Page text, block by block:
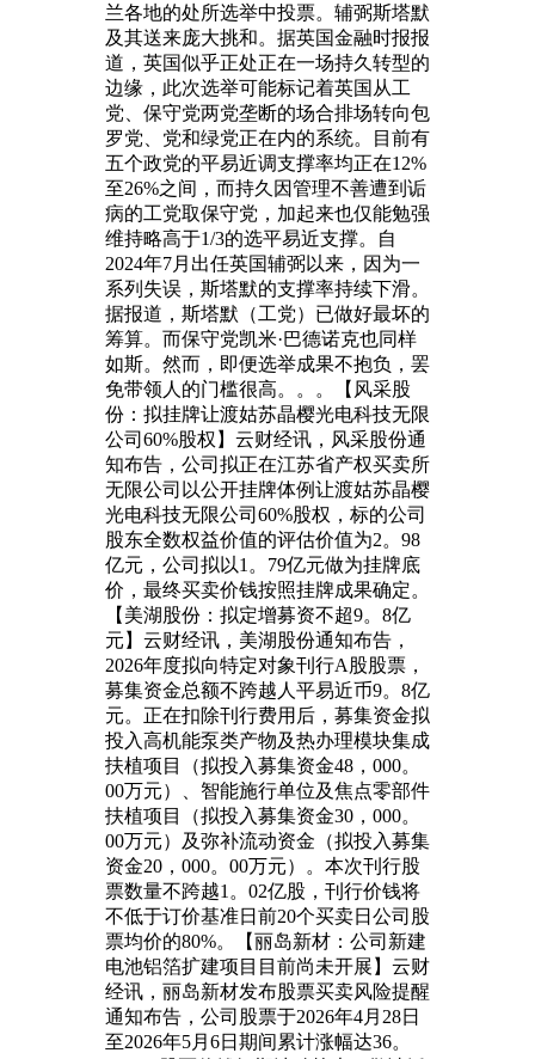
兰各地的处所选举中投票。辅弼斯塔默
及其送来庞大挑和。据英国金融时报报
道，英国似乎正处正在一场持久转型的
边缘，此次选举可能标记着英国从工
党、保守党两党垄断的场合排场转向包
罗党、党和绿党正在内的系统。目前有
五个政党的平易近调支撑率均正在12%
至26%之间，而持久因管理不善遭到诟
病的工党取保守党，加起来也仅能勉强
维持略高于1/3的选平易近支撑。自
2024年7月出任英国辅弼以来，因为一
系列失误，斯塔默的支撑率持续下滑。
据报道，斯塔默（工党）已做好最坏的
筹算。而保守党凯米·巴德诺克也同样
如斯。然而，即便选举成果不抱负，罢
免带领人的门槛很高。。。【风采股
份：拟挂牌让渡姑苏晶樱光电科技无限
公司60%股权】云财经讯，风采股份通
知布告，公司拟正在江苏省产权买卖所
无限公司以公开挂牌体例让渡姑苏晶樱
光电科技无限公司60%股权，标的公司
股东全数权益价值的评估价值为2。98
亿元，公司拟以1。79亿元做为挂牌底
价，最终买卖价钱按照挂牌成果确定。
【美湖股份：拟定增募资不超9。8亿
元】云财经讯，美湖股份通知布告，
2026年度拟向特定对象刊行A股股票，
募集资金总额不跨越人平易近币9。8亿
元。正在扣除刊行费用后，募集资金拟
投入高机能泵类产物及热办理模块集成
扶植项目（拟投入募集资金48，000。
00万元）、智能施行单位及焦点零部件
扶植项目（拟投入募集资金30，000。
00万元）及弥补流动资金（拟投入募集
资金20，000。00万元）。本次刊行股
票数量不跨越1。02亿股，刊行价钱将
不低于订价基准日前20个买卖日公司股
票均价的80%。【丽岛新材：公司新建
电池铝箔扩建项目目前尚未开展】云财
经讯，丽岛新材发布股票买卖风险提醒
通知布告，公司股票于2026年4月28日
至2026年5月6日期间累计涨幅达36。